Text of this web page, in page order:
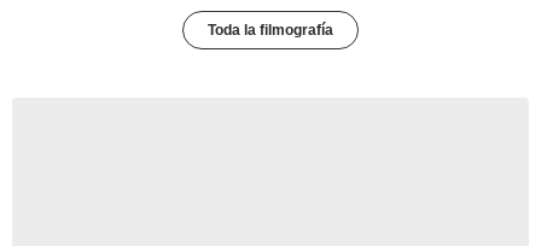
Toda la filmografía